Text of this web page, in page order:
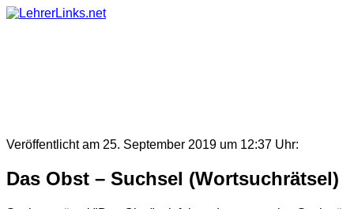
Skip
Veröffentlicht am 25. September 2019 um 12:37 Uhr:
Das Obst – Suchsel (Wortsuchrätsel)